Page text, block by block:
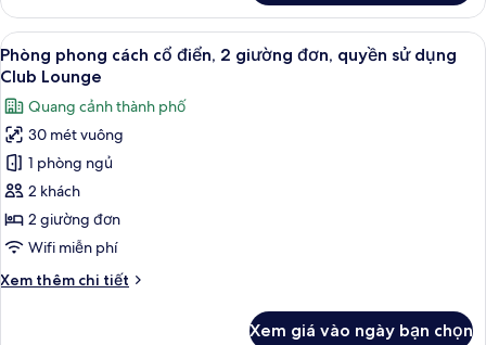
cảnh
công
viên
Phòng
phong
cách
cổ
2
giường
đơn,
quang
cảnh
viên
Xem
tất
cả
ảnh
Phòng
phong
cách
cổ
điển,
giường
Minibar, két bảo mật tại phòng, bàn
19
Phòng phong cách cổ điển, 2 giường đơn, quyền sử dụng
Club Lounge
Quang cảnh thành phố
30 mét vuông
1 phòng ngủ
2 khách
2 giường đơn
Wifi miễn phí
Xem thêm chi tiết
Chi
Xem giá vào ngày bạn chọn